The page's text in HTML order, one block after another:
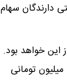
عدالت سال ۱۴۰۲ بیش از مبلغ دریافتی دارندگان سهام
بود و سود سهام عدالت ۱۴۰۲ احتمالاً بیش از این خواهد بود.
انتظار می‌رود که دارندگان سهام عدالت ۵۳۲ هزار تومانی بیش از ۲ میلیون تومان و دارندگان سهام عدالت ۱ میلیون تومانی